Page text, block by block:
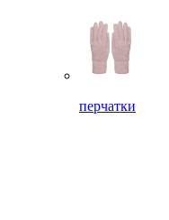
перчатки